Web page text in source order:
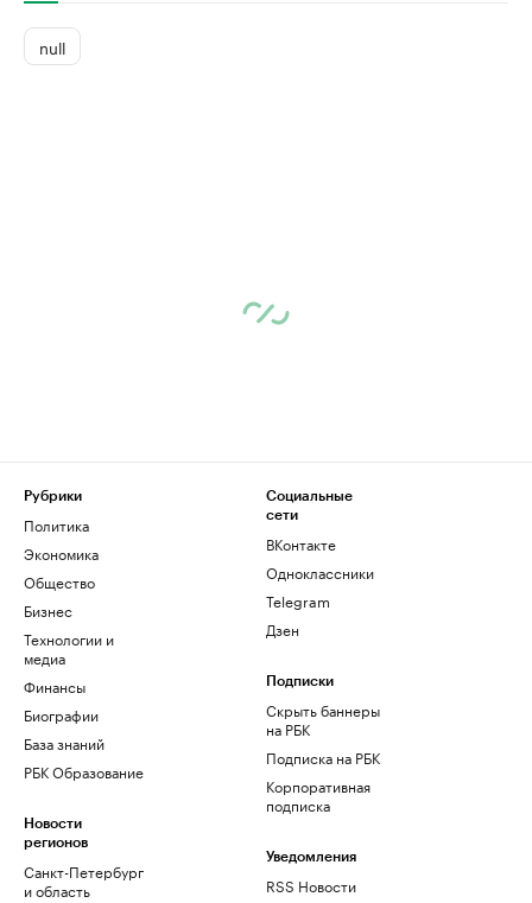
null
Рубрики
Политика
Экономика
Общество
Бизнес
Технологии и
медиа
Финансы
Биографии
База знаний
РБК Образование
Новости
регионов
Санкт-Петербург
и область
Социальные
сети
ВКонтакте
Одноклассники
Telegram
Дзен
Подписки
Скрыть баннеры
на РБК
Подписка на РБК
Корпоративная
подписка
Уведомления
RSS Новости